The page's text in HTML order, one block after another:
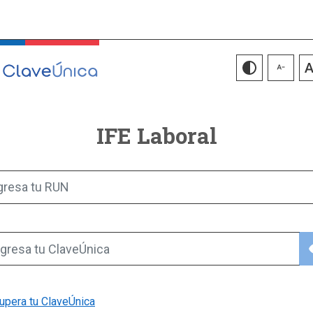
IFE Laboral
tu RUN
tu ClaveÚnica
tu ClaveÚnica